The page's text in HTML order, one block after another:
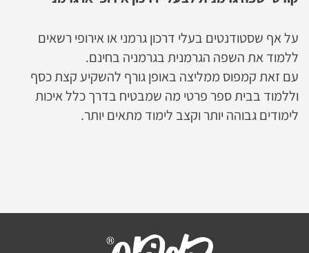
על אף שסטודנטים בעלי דרכון גרמני או אירופי רשאים
ללמוד את השפה הגרמנית בגרמניה בחינם.
עם זאת קמפוס ממליצה באופן גורף להשקיע קצת כסף
וללמוד בבית ספר פרטי מה שמבטיח בדרך כלל איכות
לימודים גבוהה יותר וקצב לימוד מתאים יותר.